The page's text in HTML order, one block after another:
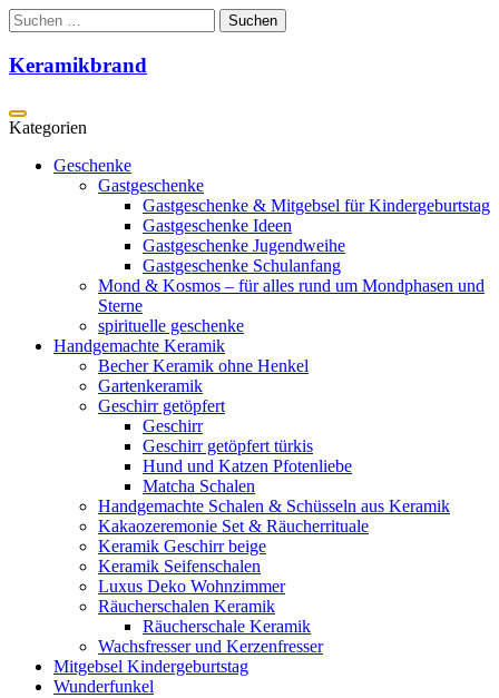
Zum
Inhalt
springen
Suchen
nach:
Keramikbrand
Geschenke
Gastgeschenke
Gastgeschenke & Mitgebsel für Kindergeburtstag
Gastgeschenke Ideen
Gastgeschenke Jugendweihe
Gastgeschenke Schulanfang
Mond & Kosmos – für alles rund um Mondphasen und
Sterne
spirituelle geschenke
Handgemachte Keramik
Becher Keramik ohne Henkel
Gartenkeramik
Geschirr getöpfert
Geschirr
Geschirr getöpfert türkis
Hund und Katzen Pfotenliebe
Matcha Schalen
Handgemachte Schalen & Schüsseln aus Keramik
Kakaozeremonie Set & Räucherrituale
Keramik Geschirr beige
Keramik Seifenschalen
Luxus Deko Wohnzimmer
Räucherschalen Keramik
Räucherschale Keramik
Wachsfresser und Kerzenfresser
Mitgebsel Kindergeburtstag
Wunderfunkel